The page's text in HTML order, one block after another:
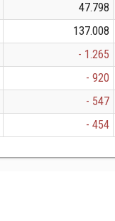
47.798
137.008
- 1.265
- 920
- 547
- 454